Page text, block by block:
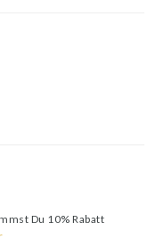
Du 10% Rabatt